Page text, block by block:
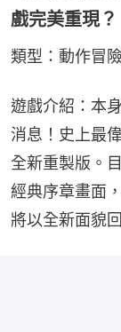
戲完美重現？
類型：動作冒
遊戲介紹：本
消息！史上最
全新重製版。
經典序章畫面
將以全新面貌